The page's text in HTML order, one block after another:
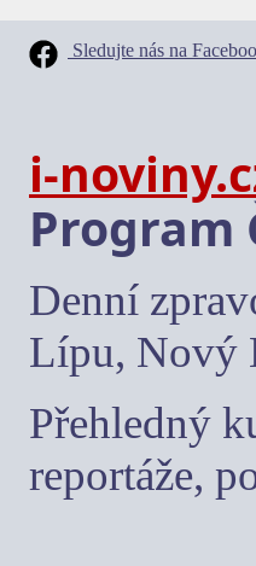
Sledujte nás na
i-
Program
Denní
Lípu, Nový
Přehledný
reportáže,